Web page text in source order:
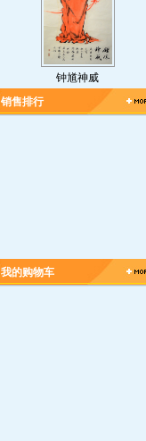
钟馗神威
销售排行
我的购物车